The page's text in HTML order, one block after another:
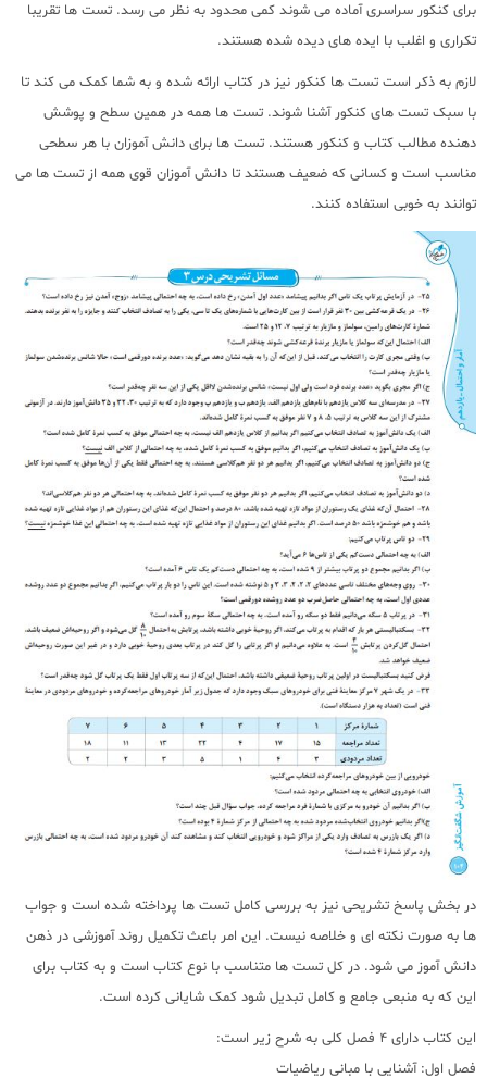
برای کنکور سراسری آماده می شوند کمی محدود به نظر می رسد. تست ها تقریبا
تکراری و اغلب با ایده های دیده شده هستند.
لازم به ذکر است تست ها کنکور نیز در کتاب ارائه شده و به شما کمک می کند تا
با سبک تست های کنکور آشنا شوند. تست ها همه در همین سطح و پوشش
دهنده مطالب کتاب و کنکور هستند. تست ها برای دانش آموزان با هر سطحی
مناسب است و کسانی که ضعیف هستند تا دانش آموزان قوی همه از تست ها می
توانند به خوبی استفاده کنند.
در بخش پاسخ تشریحی نیز به بررسی کامل تست ها پرداخته شده است و جواب
ها به صورت نکته ای و خلاصه نیست. این امر باعث تکمیل روند آموزشی در ذهن
دانش آموز می شود. در کل تست ها متناسب با نوع کتاب است و به کتاب برای
این که به منبعی جامع و کامل تبدیل شود کمک شایانی کرده است.
این کتاب دارای 4 فصل کلی به شرح زیر است:
فصل اول: آشنایی با مبانی ریاضیات